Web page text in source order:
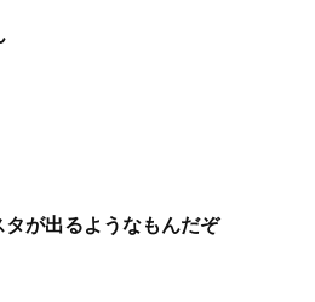
が出るようなもんだぞ